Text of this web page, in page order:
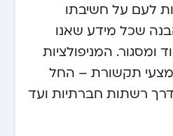
לעם על חשיבתו
שכל מידע שאנו
ומסגור. המניפולציות
תקשורת – החל
רשתות חברתיות ועד